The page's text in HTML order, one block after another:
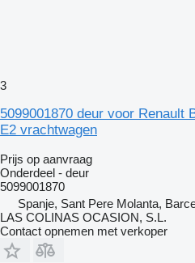
3
5099001870 deur voor Renault
E2 vrachtwagen
Prijs op aanvraag
Onderdeel - deur
5099001870
Spanje, Sant Pere Molanta,
LAS COLINAS OCASION, S.L.
Contact opnemen met verkoper